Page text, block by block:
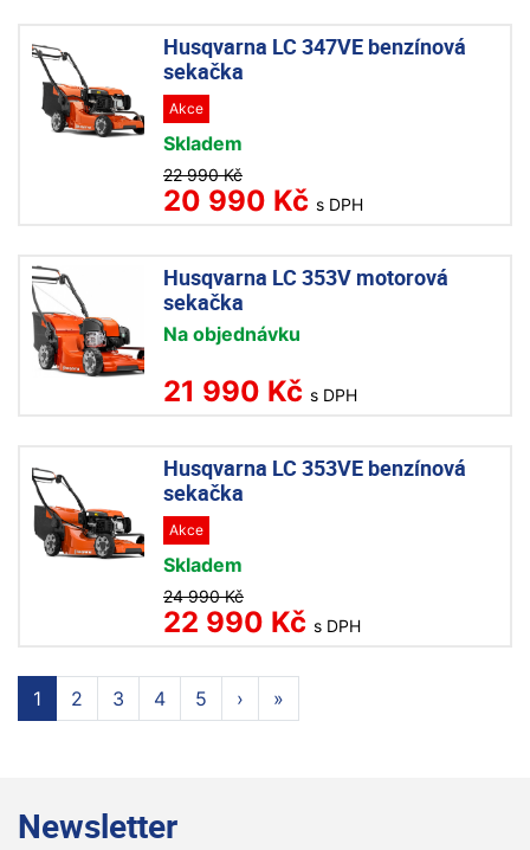
Husqvarna LC 347VE benzínová
sekačka
Akce
Skladem
22 990 Kč
20 990 Kč s DPH
Husqvarna LC 353V motorová
sekačka
Na objednávku
21 990 Kč s DPH
Husqvarna LC 353VE benzínová
sekačka
Akce
Skladem
24 990 Kč
22 990 Kč s DPH
1 2 3 4 5 › »
Newsletter